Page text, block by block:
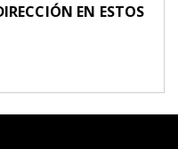
EN ESTOS